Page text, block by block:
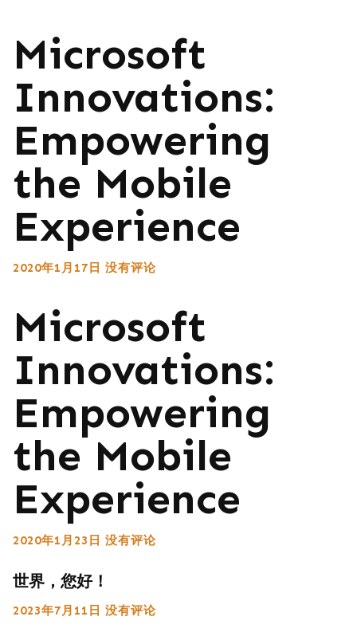
Microsoft
Innovations:
Empowering
the Mobile
Experience
2020年1月17日 没有评论
Microsoft
Innovations:
Empowering
the Mobile
Experience
2020年1月23日 没有评论
世界，您好！
2023年7月11日 没有评论